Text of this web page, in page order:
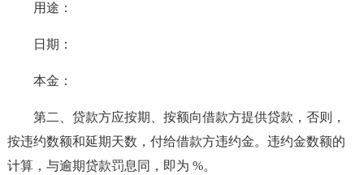
用途：
日期：
本金：
第二、贷款方应按期、按额向借款方提供贷款，否则，
按违约数额和延期天数，付给借款方违约金。违约金数额的
计算，与逾期贷款罚息同，即为 %。